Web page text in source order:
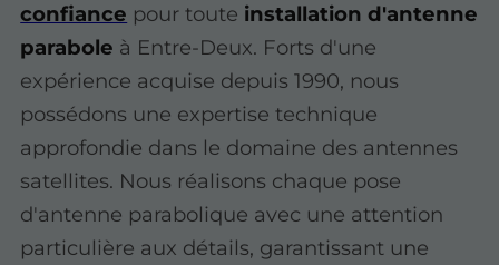
confiance pour toute installation d'antenne
parabole à Entre-Deux. Forts d'une
expérience acquise depuis 1990, nous
possédons une expertise technique
approfondie dans le domaine des antennes
satellites. Nous réalisons chaque pose
d'antenne parabolique avec une attention
particulière aux détails, garantissant une